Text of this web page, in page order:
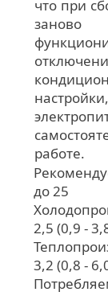
что при
заново
работе.
до 25
2,5 (0,9 -
3,2 (0,8 -